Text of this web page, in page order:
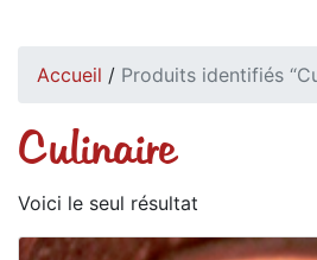
Accueil / Produits identifiés
Culinaire
Voici le seul résultat